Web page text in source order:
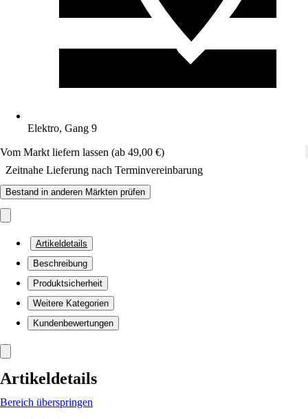
Elektro, Gang 9
Vom Markt liefern lassen (ab 49,00 €)
Zeitnahe Lieferung nach Terminvereinbarung
Bestand in anderen Märkten prüfen
Artikeldetails
Beschreibung
Produktsicherheit
Weitere Kategorien
Kundenbewertungen
Artikeldetails
Bereich überspringen